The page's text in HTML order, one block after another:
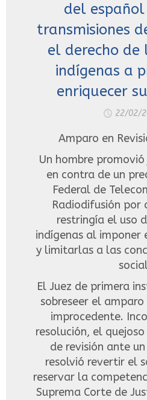
del
transmisiones
el derecho de
indígenas a
enriquecer
22/02/
Amparo en
Un hombre
en contra de un
Federal de
Radiodifusión por
restringía el uso
indígenas al imponer
y limitarlas a las
El Juez de primera
sobreseer el
improcedente.
resolución, el
de revisión ante
resolvió revertir el
reservar la
Suprema Corte de